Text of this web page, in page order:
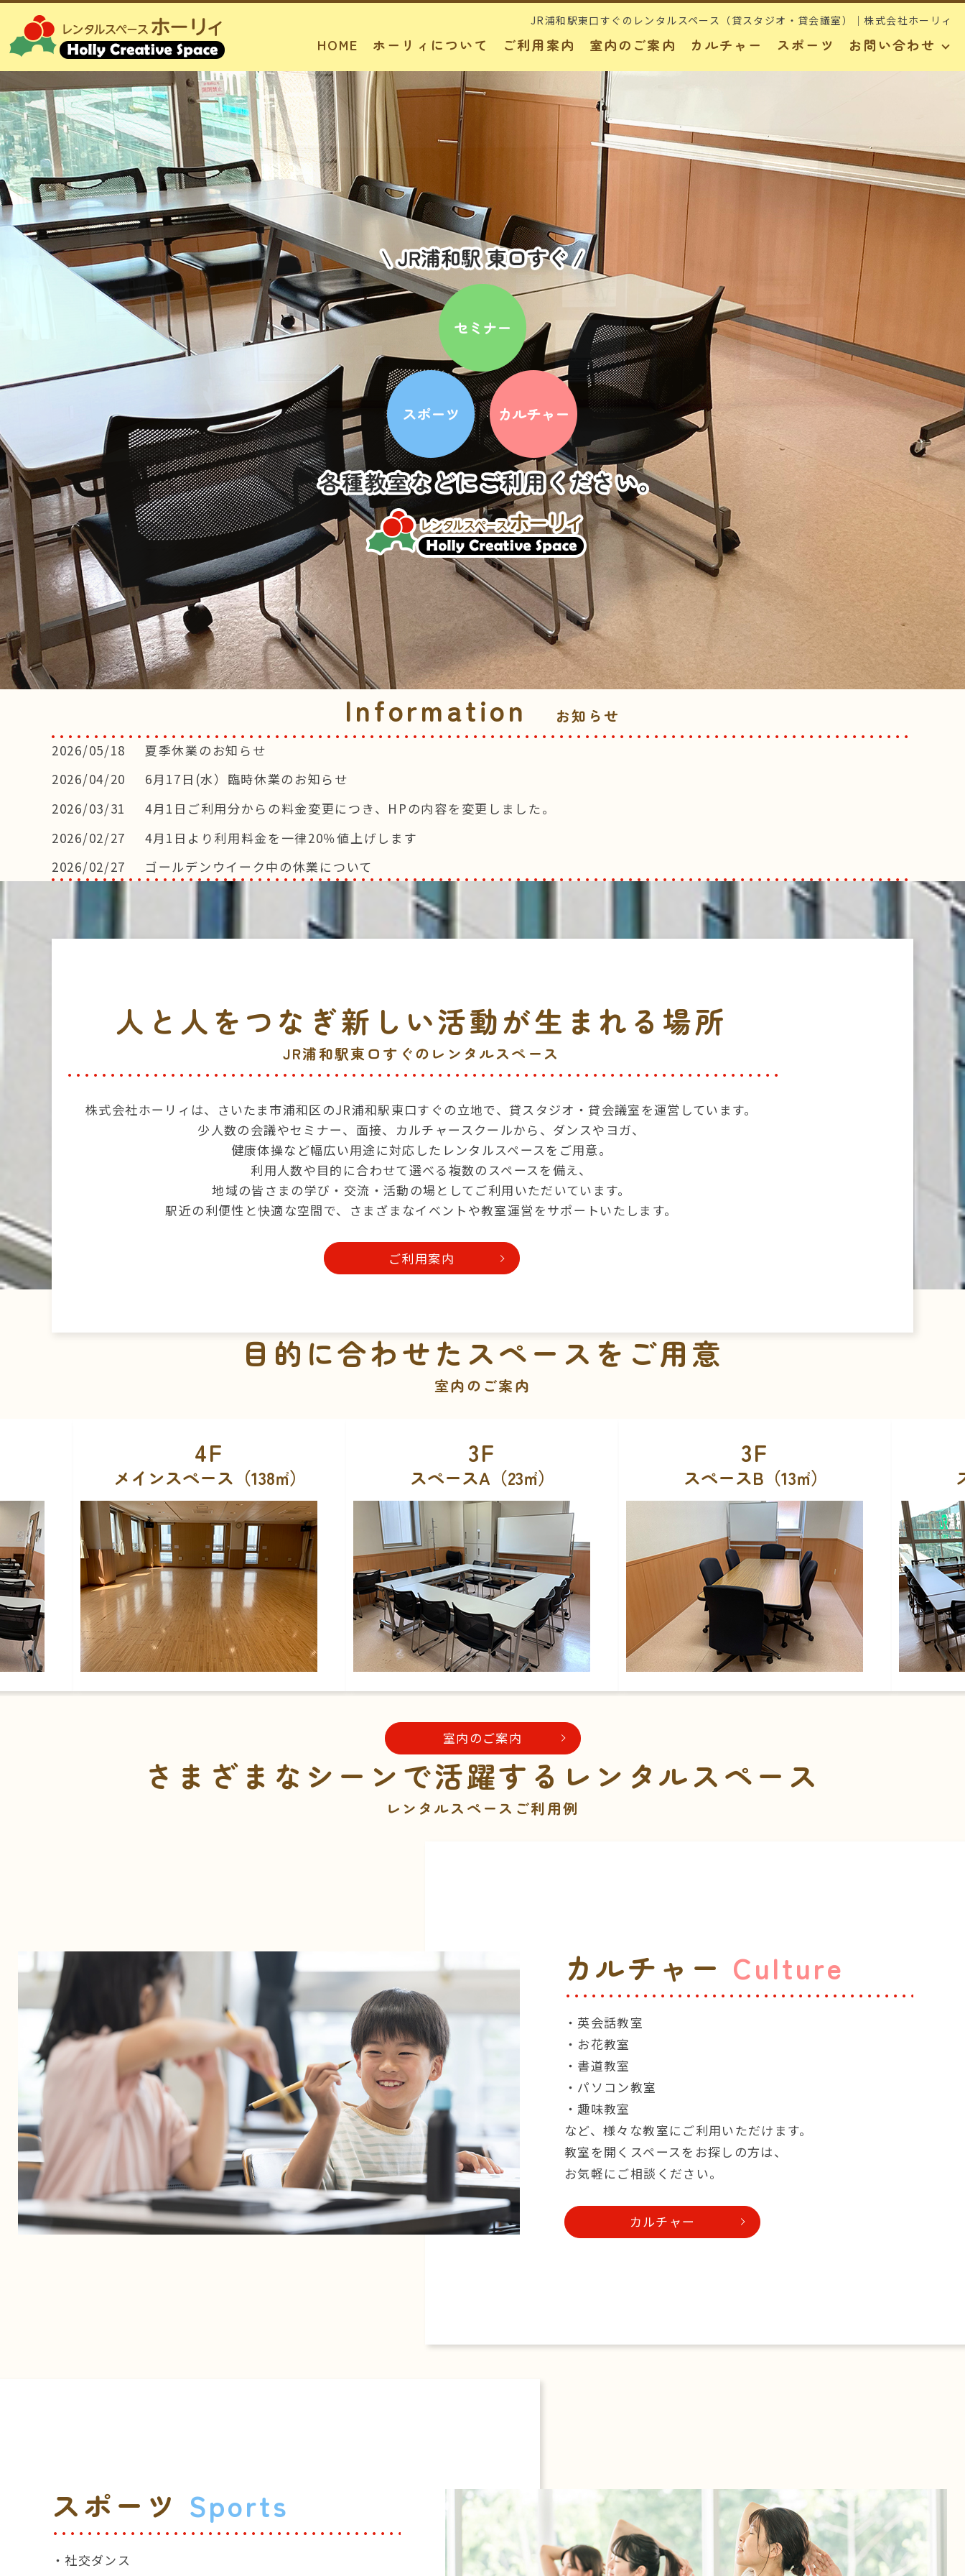
HOME ホーリィについて ご利用案内 室内のご案内 カルチャー スポーツ お問い合わせ
JR浦和駅東口すぐのレンタルスペース（貸スタジオ・貸会議室）｜株式会社ホーリィ
Information お知らせ
2026/05/18
夏季休業のお知らせ
2026/04/20
6月17日(水）臨時休業のお知らせ
2026/03/31
4月1日ご利用分からの料金変更につき、HPの内容を変更しました。
2026/02/27
4月1日より利用料金を一律20％値上げします
2026/02/27
ゴールデンウイーク中の休業について
人と人をつなぎ新しい活動が生まれる場所
JR浦和駅東口すぐのレンタルスペース
株式会社ホーリィは、さいたま市浦和区のJR浦和駅東口すぐの立地で、貸スタジオ・貸会議室を運営しています。
少人数の会議やセミナー、面接、カルチャースクールから、ダンスやヨガ、
健康体操など幅広い用途に対応したレンタルスペースをご用意。
利用人数や目的に合わせて選べる複数のスペースを備え、
地域の皆さまの学び・交流・活動の場としてご利用いただいています。
駅近の利便性と快適な空間で、さまざまなイベントや教室運営をサポートいたします。
ご利用案内
目的に合わせたスペースをご用意
室内のご案内
3F
スペースA（23㎡）
3F
スペースB（13㎡）
3F
スペースC（23㎡）
室内のご案内
さまざまなシーンで活躍する レンタルスペース
レンタルスペースご利用例
カルチャー Culture
・英会話教室
・お花教室
・書道教室
・パソコン教室
・趣味教室
など、様々な教室にご利用いただけます。
教室を開くスペースをお探しの方は、
お気軽にご相談ください。
カルチャー
スポーツ Sports
・社交ダンス